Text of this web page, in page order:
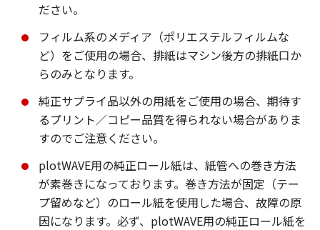
ださい。
フィルム系のメディア（ポリエステルフィルムな
ど）をご使用の場合、排紙はマシン後方の排紙口か
らのみとなります。
純正サプライ品以外の用紙をご使用の場合、期待す
るプリント／コピー品質を得られない場合がありま
すのでご注意ください。
plotWAVE用の純正ロール紙は、紙管への巻き方法
が素巻きになっております。巻き方法が固定（テー
プ留めなど）のロール紙を使用した場合、故障の原
因になります。必ず、plotWAVE用の純正ロール紙を